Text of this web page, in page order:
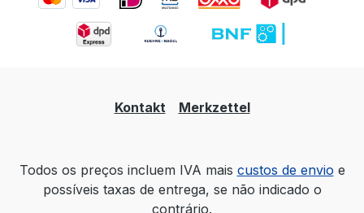
Kontakt Merkzettel
Todos os preços incluem IVA mais custos de envio e
possíveis taxas de entrega, se não indicado o
contrário.